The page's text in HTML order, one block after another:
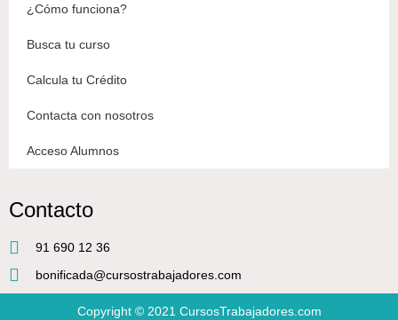
¿Cómo funciona?
Busca tu curso
Calcula tu Crédito
Contacta con nosotros
Acceso Alumnos
Contacto
91 690 12 36
bonificada@cursostrabajadores.com
Copyright © 2021 CursosTrabajadores.com